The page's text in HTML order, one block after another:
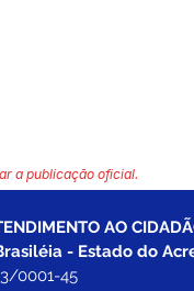
a publicação oficial.
AO
- Estado do
0001-45